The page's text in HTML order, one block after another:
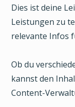
Dies ist deine
Leistungen zu
relevante Infos
Ob du
kannst den
Content-